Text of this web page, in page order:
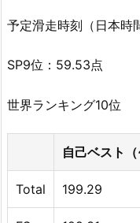
予定滑走時刻（日本時
SP9位：59.53点
世界ランキング10位
自己ベスト
Total 199.29